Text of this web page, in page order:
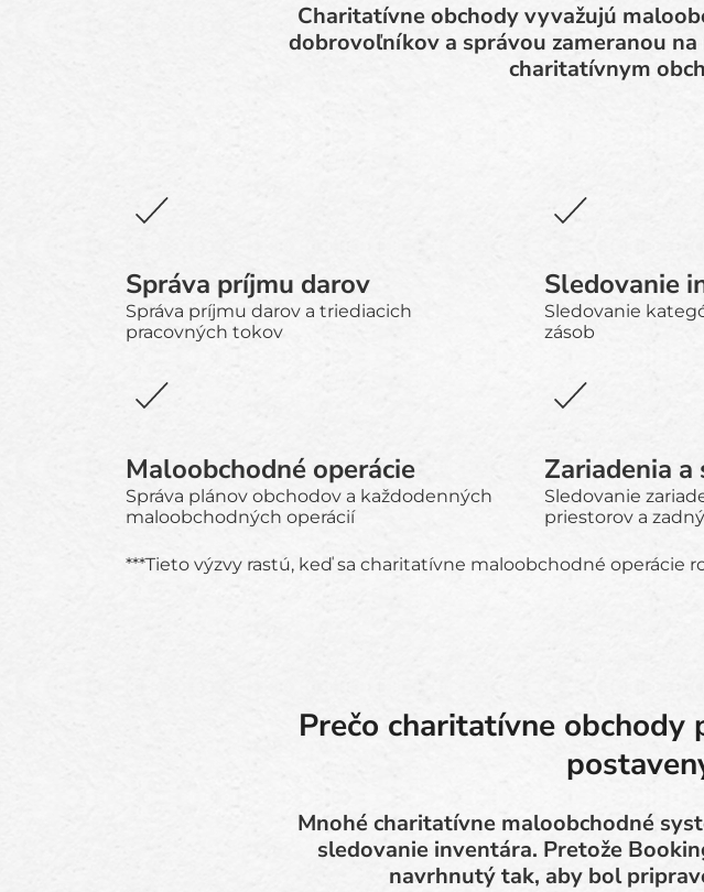
Charitatívne obchody vyvažujú
dobrovoľníkov a správou zameranou
charitatívnym
Správa príjmu darov
Správa príjmu darov a triediacich
pracovných tokov
Sledovanie
Sledovanie
zásob
Maloobchodné operácie
Správa plánov obchodov a každodenných
maloobchodných operácií
Zariadenia
Sledovanie
priestorov a
***Tieto výzvy rastú, keď sa charitatívne maloobchodné operácie
Prečo charitatívne
Mnohé charitatívne maloobchodné
sledovanie inventára. Pretože
navrhnutý tak, aby bol